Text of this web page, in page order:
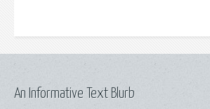
An Informative Text Blurb